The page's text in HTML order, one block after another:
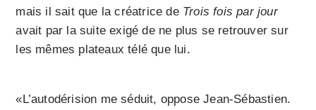
mais il sait que la créatrice de Trois fois par jour
avait par la suite exigé de ne plus se retrouver sur
les mêmes plateaux télé que lui.
«L’autodérision me séduit, oppose Jean-Sébastien.